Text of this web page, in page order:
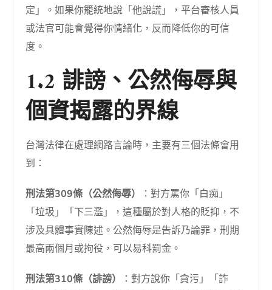
定」。如果你籠統地說「他說謊」，平台審核人員
或法官可能會覺得你情緒化，反而降低你的可信
度。
1.2 誹謗、公然侮辱與
個資揭露的界線
台灣法律在處理網路言論時，主要有三個法條會用
到：
刑法第309條（公然侮辱）
：對方罵你「白痴」
「垃圾」「下三濫」，這種屬於對人格的貶抑，不
涉及具體事實陳述。公然侮辱是告訴乃論罪，刑期
最高兩個月或拘役，可以易科罰金。
刑法第310條（誹謗）
：對方說你「貪污」「詐